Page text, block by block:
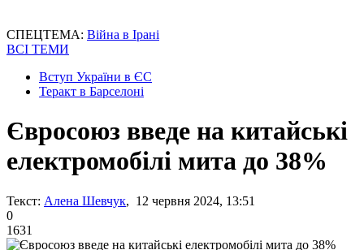
СПЕЦТЕМА: Війна в Ірані
ВСІ ТЕМИ
Вступ України в ЄС
Теракт в Барселоні
Євросоюз введе на китайські
електромобілі мита до 38%
Текст: Алена Шевчук, 12 червня 2024, 13:51
0
1631